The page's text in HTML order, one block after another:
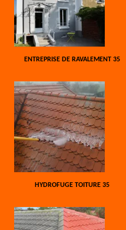
ENTREPRISE DE RAVALEMENT 35
HYDROFUGE TOITURE 35